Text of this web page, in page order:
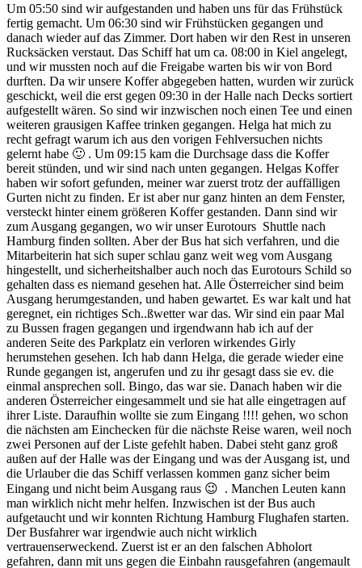
Um 05:50 sind wir aufgestanden und haben uns für das Frühstück
fertig gemacht. Um 06:30 sind wir Frühstücken gegangen und
danach wieder auf das Zimmer. Dort haben wir den Rest in unseren
Rucksäcken verstaut. Das Schiff hat um ca. 08:00 in Kiel angelegt,
und wir mussten noch auf die Freigabe warten bis wir von Bord
durften. Da wir unsere Koffer abgegeben hatten, wurden wir zurück
geschickt, weil die erst gegen 09:30 in der Halle nach Decks sortiert
aufgestellt wären. So sind wir inzwischen noch einen Tee und einen
weiteren grausigen Kaffee trinken gegangen. Helga hat mich zu
recht gefragt warum ich aus den vorigen Fehlversuchen nichts
gelernt habe 🙂 . Um 09:15 kam die Durchsage dass die Koffer
bereit stünden, und wir sind nach unten gegangen. Helgas Koffer
haben wir sofort gefunden, meiner war zuerst trotz der auffälligen
Gurten nicht zu finden. Er ist aber nur ganz hinten an dem Fenster,
versteckt hinter einem größeren Koffer gestanden. Dann sind wir
zum Ausgang gegangen, wo wir unser Eurotours Shuttle nach
Hamburg finden sollten. Aber der Bus hat sich verfahren, und die
Mitarbeiterin hat sich super schlau ganz weit weg vom Ausgang
hingestellt, und sicherheitshalber auch noch das Eurotours Schild so
gehalten dass es niemand gesehen hat. Alle Österreicher sind beim
Ausgang herumgestanden, und haben gewartet. Es war kalt und hat
geregnet, ein richtiges Sch..ßwetter war das. Wir sind ein paar Mal
zu Bussen fragen gegangen und irgendwann hab ich auf der
anderen Seite des Parkplatz ein verloren wirkendes Girly
herumstehen gesehen. Ich hab dann Helga, die gerade wieder eine
Runde gegangen ist, angerufen und zu ihr gesagt dass sie ev. die
einmal ansprechen soll. Bingo, das war sie. Danach haben wir die
anderen Österreicher eingesammelt und sie hat alle eingetragen auf
ihrer Liste. Daraufhin wollte sie zum Eingang !!!! gehen, wo schon
die nächsten am Einchecken für die nächste Reise waren, weil noch
zwei Personen auf der Liste gefehlt haben. Dabei steht ganz groß
außen auf der Halle was der Eingang und was der Ausgang ist, und
die Urlauber die das Schiff verlassen kommen ganz sicher beim
Eingang und nicht beim Ausgang raus 😉 . Manchen Leuten kann
man wirklich nicht mehr helfen. Inzwischen ist der Bus auch
aufgetaucht und wir konnten Richtung Hamburg Flughafen starten.
Der Busfahrer war irgendwie auch nicht wirklich
vertrauenserweckend. Zuerst ist er an den falschen Abholort
gefahren, dann mit uns gegen die Einbahn rausgefahren (angemault